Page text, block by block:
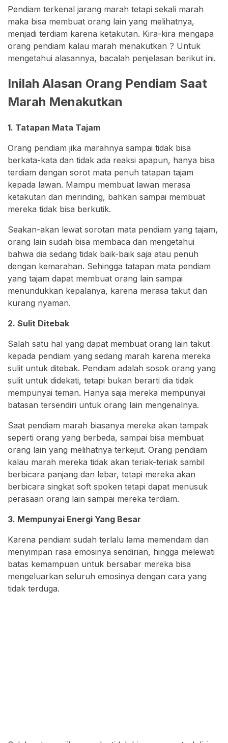
Pendiam terkenal jarang marah tetapi sekali marah
maka bisa membuat orang lain yang melihatnya,
menjadi terdiam karena ketakutan. Kira-kira mengapa
orang pendiam kalau marah menakutkan ? Untuk
mengetahui alasannya, bacalah penjelasan berikut ini.
Inilah Alasan Orang Pendiam Saat
Marah Menakutkan
1. Tatapan Mata Tajam
Orang pendiam jika marahnya sampai tidak bisa
berkata-kata dan tidak ada reaksi apapun, hanya bisa
terdiam dengan sorot mata penuh tatapan tajam
kepada lawan. Mampu membuat lawan merasa
ketakutan dan merinding, bahkan sampai membuat
mereka tidak bisa berkutik.
Seakan-akan lewat sorotan mata pendiam yang tajam,
orang lain sudah bisa membaca dan mengetahui
bahwa dia sedang tidak baik-baik saja atau penuh
dengan kemarahan. Sehingga tatapan mata pendiam
yang tajam dapat membuat orang lain sampai
menundukkan kepalanya, karena merasa takut dan
kurang nyaman.
2. Sulit Ditebak
Salah satu hal yang dapat membuat orang lain takut
kepada pendiam yang sedang marah karena mereka
sulit untuk ditebak. Pendiam adalah sosok orang yang
sulit untuk didekati, tetapi bukan berarti dia tidak
mempunyai teman. Hanya saja mereka mempunyai
batasan tersendiri untuk orang lain mengenalnya.
Saat pendiam marah biasanya mereka akan tampak
seperti orang yang berbeda, sampai bisa membuat
orang lain yang melihatnya terkejut. Orang pendiam
kalau marah mereka tidak akan teriak-teriak sambil
berbicara panjang dan lebar, tetapi mereka akan
berbicara singkat soft spoken tetapi dapat menusuk
perasaan orang lain sampai mereka terdiam.
3. Mempunyai Energi Yang Besar
Karena pendiam sudah terlalu lama memendam dan
menyimpan rasa emosinya sendirian, hingga melewati
batas kemampuan untuk bersabar mereka bisa
mengeluarkan seluruh emosinya dengan cara yang
tidak terduga.